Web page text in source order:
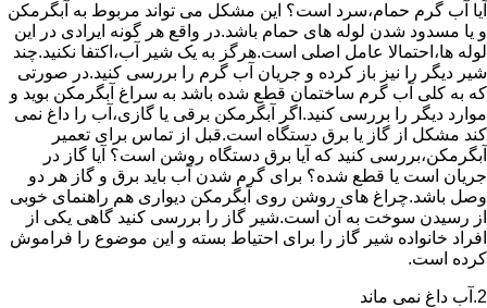
آیا آب گرم حمام،سرد است؟ این مشکل می تواند مربوط به آبگرمکن
و یا مسدود شدن لوله های حمام باشد.در واقع هر گونه ایرادی در این
لوله ها،احتمالا عامل اصلی است.هرگز به یک شیر آب،اکتفا نکنید.چند
شیر دیگر را نیز باز کرده و جریان آب گرم را بررسی کنید.در صورتی
که به کلی آب گرم ساختمان قطع شده باشد به سراغ آبگرمکن بوید و
موارد دیگر را بررسی کنید.اگر آبگرمکن برقی یا گازی،آب را داغ نمی
کند مشکل از گاز یا برق دستگاه است.قبل از تماس برای تعمیر
آبگرمکن،بررسی کنید که آیا برق دستگاه روشن است؟ آیا گاز در
جریان است یا قطع شده؟ برای گرم شدن آب باید برق و گاز هر دو
وصل باشد.چراغ های روشن روی آبگرمکن دیواری هم راهنمای خوبی
از رسیدن سوخت به آن است.شیر گاز را بررسی کنید گاهی یکی از
افراد خانواده شیر گاز را برای احتیاط بسته و این موضوع را فراموش
کرده است.
2.آب داغ نمی ماند